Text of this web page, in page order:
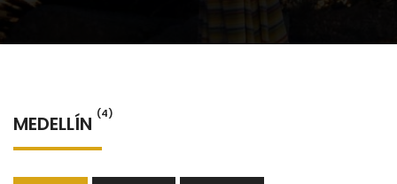
MEDELLÍN (4)